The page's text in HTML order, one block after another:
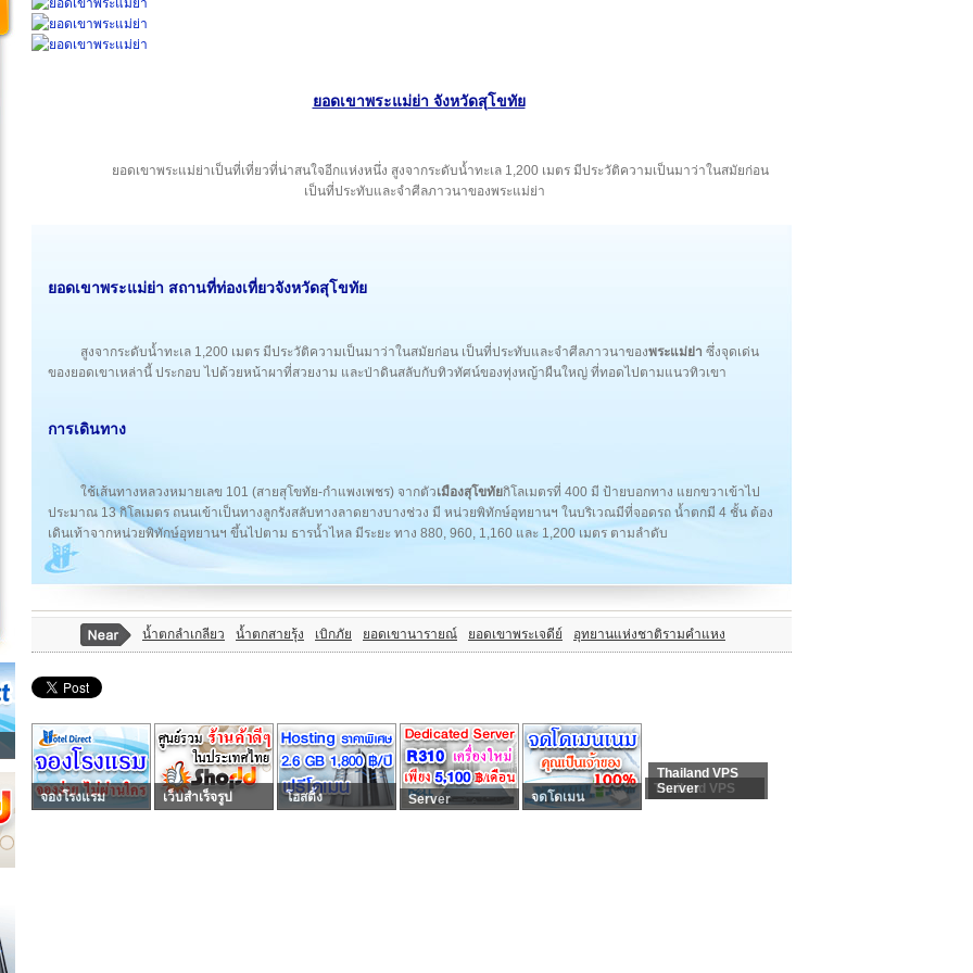
ยอดเขาพระแม่ย่า จังหวัดสุโขทัย
ยอดเขาพระแม่ย่าเป็นที่เที่ยวที่น่าสนใจอีกแห่งหนึ่ง สูงจากระดับน้ำทะเล 1,200 เมตร มีประวัติความเป็นมาว่าในสมัยก่อน
เป็นที่ประทับและจำศีลภาวนาของพระแม่ย่า
ยอดเขาพระแม่ย่า สถานที่ท่องเที่ยวจังหวัดสุโขทัย
สูงจากระดับน้ำทะเล 1,200 เมตร มีประวัติความเป็นมาว่าในสมัยก่อน เป็นที่ประทับและจำศีลภาวนาของพระแม่ย่า ซึ่งจุดเด่น
ของยอดเขาเหล่านี้ ประกอบ ไปด้วยหน้าผาที่สวยงาม และป่าดินสลับกับทิวทัศน์ของทุ่งหญ้าผืนใหญ่ ที่ทอดไปตามแนวทิวเขา
การเดินทาง
ใช้เส้นทางหลวงหมายเลข 101 (สายสุโขทัย-กำแพงเพชร) จากตัวเมืองสุโขทัยกิโลเมตรที่ 400 มี ป้ายบอกทาง แยกขวาเข้าไป
ประมาณ 13 กิโลเมตร ถนนเข้าเป็นทางลูกรังสลับทางลาดยางบางช่วง มี หน่วยพิทักษ์อุทยานฯ ในบริเวณมีที่จอดรถ น้ำตกมี 4 ชั้น ต้อง
เดินเท้าจากหน่วยพิทักษ์อุทยานฯ ขึ้นไปตาม ธารน้ำไหล มีระยะ ทาง 880, 960, 1,160 และ 1,200 เมตร ตามลำดับ
น้ำตกลำเกลียว น้ำตกสายรุ้ง เบิกภัย ยอดเขานารายณ์ ยอดเขาพระเจดีย์ อุทยานแห่งชาติรามคำแหง
จองโรงแรม เว็บสำเร็จรูป โฮสติ้ง Server จดโดเมน
Thailand VPS
Thailand VPS
Server